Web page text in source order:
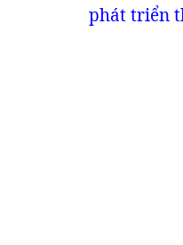
phát triển